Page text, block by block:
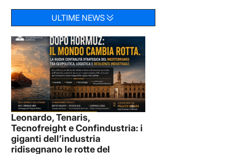
ULTIME NEWS
Leonardo, Tenaris,
Tecnofreight e Confindustria: i
giganti dell’industria
ridisegnano le rotte del